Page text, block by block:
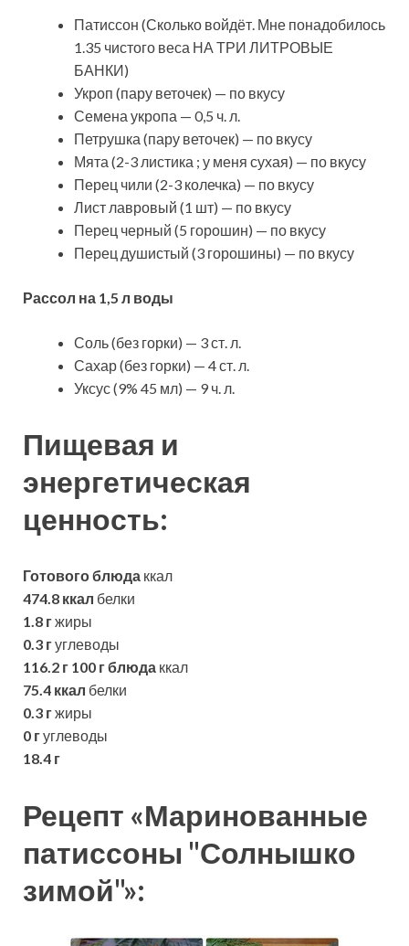
Патиссон (Сколько войдёт. Мне понадобилось
1.35 чистого веса НА ТРИ ЛИТРОВЫЕ
БАНКИ)
Укроп (пару веточек) — по вкусу
Семена укропа — 0,5 ч. л.
Петрушка (пару веточек) — по вкусу
Мята (2-3 листика ; у меня сухая) — по вкусу
Перец чили (2-3 колечка) — по вкусу
Лист лавровый (1 шт) — по вкусу
Перец черный (5 горошин) — по вкусу
Перец душистый (3 горошины) — по вкусу
Рассол на 1,5 л воды
Соль (без горки) — 3 ст. л.
Сахар (без горки) — 4 ст. л.
Уксус (9% 45 мл) — 9 ч. л.
Пищевая и
энергетическая
ценность:
Готового блюда ккал
474.8 ккал белки
1.8 гжиры
0.3 гуглеводы
116.2 г 100 г блюда ккал
75.4 ккал белки
0.3 гжиры
0 гуглеводы
18.4 г
Рецепт «Маринованные
патиссоны "Солнышко
зимой"»: